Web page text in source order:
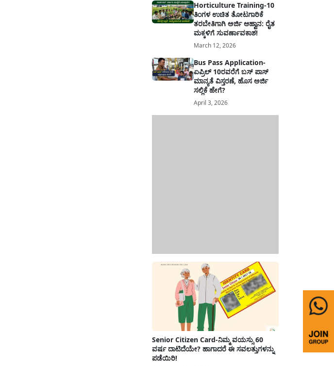
Horticulture Training-10
ತಿಂಗಳ ಉಚಿತ ತೋಟಗಾರಿಕೆ
ತರಬೇತಿಗಾಗಿ ಅರ್ಜಿ ಆಹ್ವಾನ: ರೈತ
ಮಕ್ಕಳಿಗೆ ಸುವರ್ಣಾವಕಾಶ!
March 12, 2026
Bus Pass Application-
ಏಪ್ರಿಲ್ 10ರವರೆಗೆ ಬಸ್ ಪಾಸ್
ಮಾನ್ಯತೆ ವಿಸ್ತರಣೆ, ಹೊಸ ಅರ್ಜಿ
ಸಲ್ಲಿಕೆ ಹೇಗೆ?
April 3, 2026
Senior Citizen Card-ನಿಮ್ಮ ವಯಸ್ಸು 60
ವರ್ಷ ದಾಟಿದೆಯೇ? ಹಾಗಾದರೆ ಈ ಸವಲತ್ತುಗಳನ್ನು
ಪಡೆಯಿರಿ!